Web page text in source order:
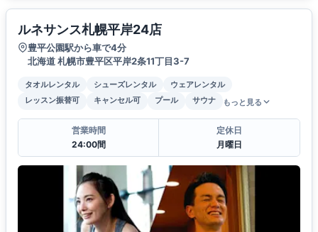
ルネサンス札幌平岸24店
豊平公園駅から車で4分
北海道 札幌市豊平区平岸2条11丁目3-7
タオルレンタル シューズレンタル
ウェアレンタル
レッスン振替可
キャンセル可 プール サウナ もっと見る
営業時間
24:00間
定休日
月曜日